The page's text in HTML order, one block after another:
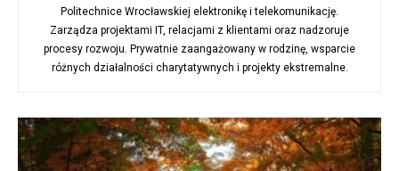
Politechnice Wrocławskiej elektronikę i telekomunikację.
Zarządza projektami IT, relacjami z klientami oraz nadzoruje
procesy rozwoju. Prywatnie zaangażowany w rodzinę, wsparcie
różnych działalności charytatywnych i projekty ekstremalne.